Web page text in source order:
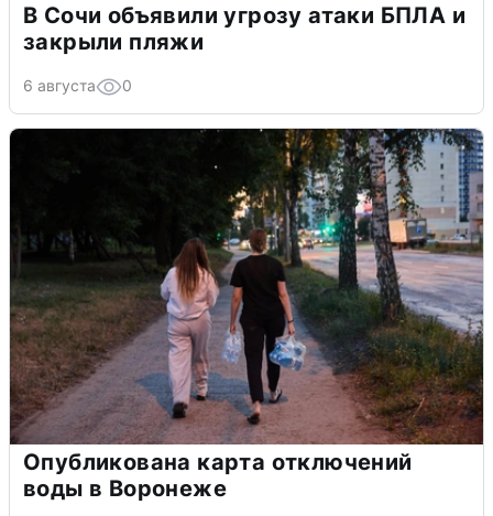
В Сочи объявили угрозу атаки БПЛА и
закрыли пляжи
6 августа 0
Опубликована карта отключений
воды в Воронеже